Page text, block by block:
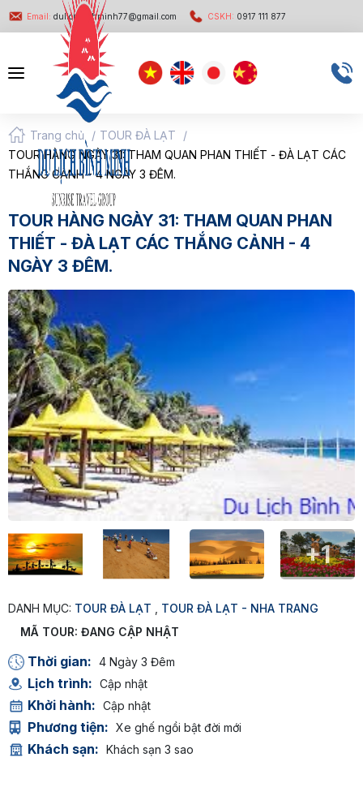
Email: dulichbinhminh77@gmail.com CSKH: 0917 111 877
Trang chủ / TOUR ĐÀ LẠT
/
TOUR HÀNG NGÀY 31: THAM QUAN PHAN THIẾT - ĐÀ LẠT CÁC
THẮNG CẢNH - 4 NGÀY 3 ĐÊM.
TOUR HÀNG NGÀY 31: THAM QUAN PHAN
THIẾT - ĐÀ LẠT CÁC THẮNG CẢNH - 4
NGÀY 3 ĐÊM.
+1
DANH MỤC: TOUR ĐÀ LẠT
TOUR ĐÀ LẠT - NHA TRANG
MÃ TOUR: ĐANG CẬP NHẬT
Thời gian: 4 Ngày 3 Đêm
Lịch trình: Cập nhật
Khởi hành: Cập nhật
Phương tiện: Xe ghế ngồi bật đời mới
Khách sạn: Khách sạn 3 sao